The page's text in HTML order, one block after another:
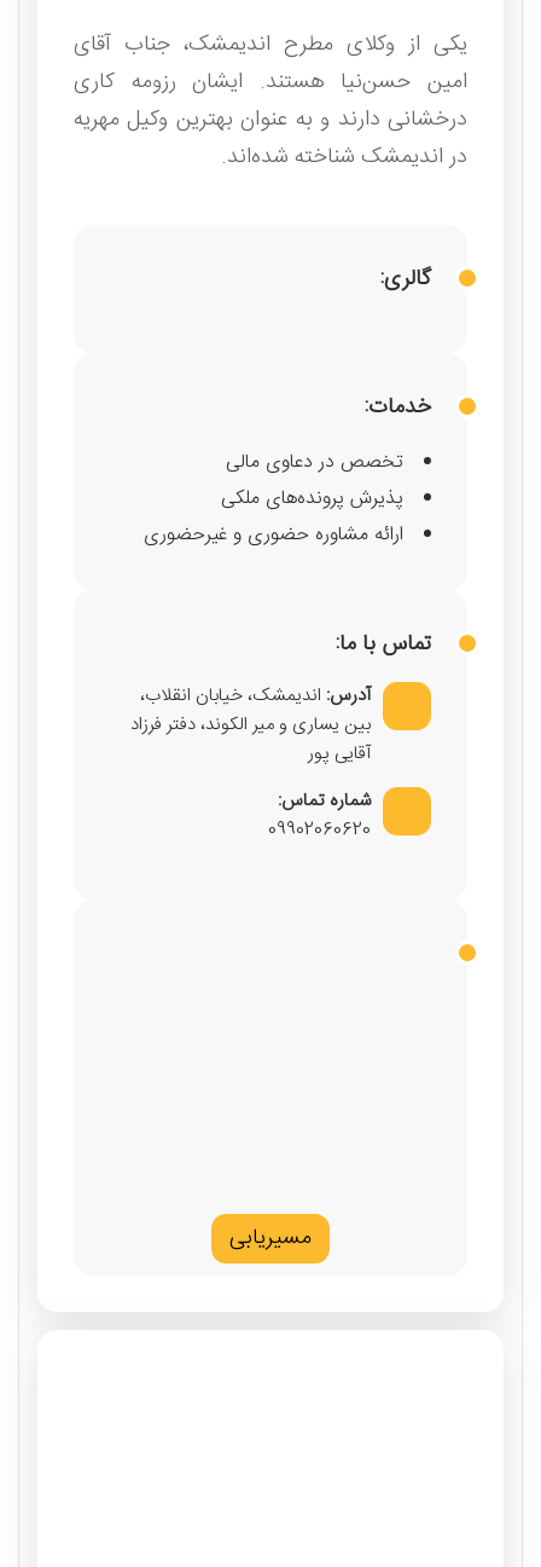
یکی از وکلای مطرح اندیمشک، جناب آقای
امین حسن‌نیا هستند. ایشان رزومه کاری
درخشانی دارند و به عنوان بهترین وکیل مهریه
در اندیمشک شناخته شده‌اند.
خدمات:
تخصص در دعاوی مالی
پذیرش پرونده‌های ملکی
ارائه مشاوره حضوری و غیرحضوری
تماس با ما:
آدرس: اندیمشک، خیابان انقلاب،
بین یساری و میر الکوند، دفتر فرزاد
آقایی پور
شماره تماس:
09902060620
مسیریابی
گالری: